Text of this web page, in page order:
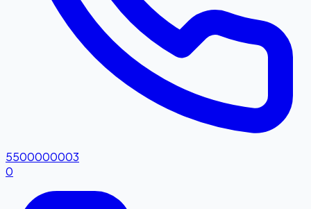
5500000003
0